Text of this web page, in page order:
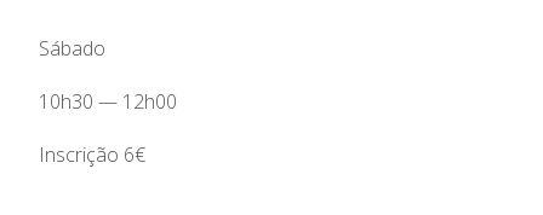
Sábado
10h30 — 12h00
Inscrição 6€